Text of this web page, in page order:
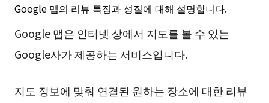
Google 맵의 리뷰 특징과 성질에 대해 설명합니다.
Google 맵은 인터넷 상에서 지도를 볼 수 있는
Google사가 제공하는 서비스입니다.
지도 정보에 맞춰 연결된 원하는 장소에 대한 리뷰